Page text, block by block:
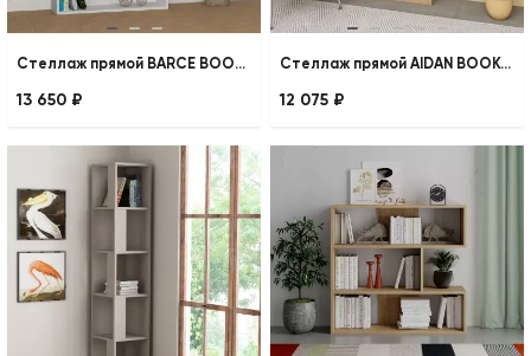
Стеллаж прямой BARCE BOOKCASE
13 650 ₽
Стеллаж прямой AIDAN BOOKCASE
12 075 ₽